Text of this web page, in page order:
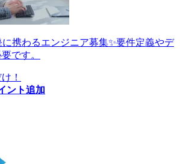
携わるエンジニア募集✨要件定義やデ
です。
！
ント追加